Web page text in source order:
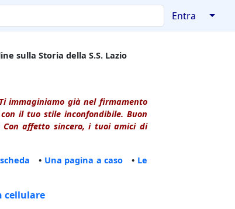
Entra ↓
sulla Storia della S.S. Lazio
immaginiamo già nel firmamento
il tuo stile inconfondibile. Buon
affetto sincero, i tuoi amici di
• Una pagina a caso • Le
cellulare